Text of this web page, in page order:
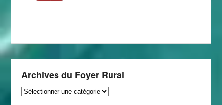
Archives du Foyer Rural
Archives